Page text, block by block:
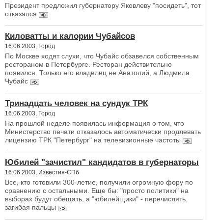
Президент предложил губернатору Яковлеву "посидеть", тот
отказался
Киловатты и калории Чубайсов
16.06.2003, Город
По Москве ходят слухи, что Чубайс обзавелся собственным
рестораном в Петербурге. Ресторан действительно
появился. Только его владелец не Анатолий, а Людмила
Чубайс
Тринадцать человек на сундук ТРК
16.06.2003, Город
На прошлой неделе появилась информация о том, что
Министерство печати отказалось автоматически продлевать
лицензию ТРК "Петербург" на телевизионные частоты
Юбилей "зачистил" кандидатов в губернаторы
16.06.2003, Известия-СПб
Все, кто готовили 300-летие, получили огромную фору по
сравнению с остальными. Еще бы: "просто политики" на
выборах будут обещать, а "юбилейщики" - перечислять,
загибая пальцы